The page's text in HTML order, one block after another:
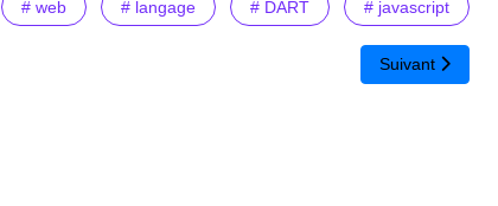
# web # langage # DART # javascript
Article suivant
Suivant